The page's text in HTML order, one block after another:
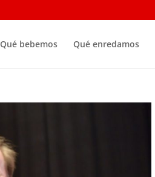
Qué bebemos Qué enredamos